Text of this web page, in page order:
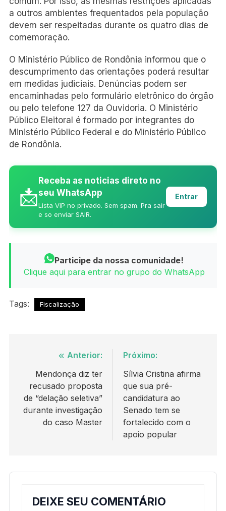
a outros ambientes frequentados pela população
devem ser respeitadas durante os quatro dias de
comemoração.
O Ministério Público de Rondônia informou que o
descumprimento das orientações poderá resultar
em medidas judiciais. Denúncias podem ser
encaminhadas pelo formulário eletrônico do órgão
ou pelo telefone 127 da Ouvidoria. O Ministério
Público Eleitoral é formado por integrantes do
Ministério Público Federal e do Ministério Público
de Rondônia.
📩
Receba as noticias direto no
seu WhatsApp
Lista VIP no privado. Sem spam. Pra sair
e so enviar SAIR.
Entrar
Participe da nossa comunidade!
Clique aqui para entrar no grupo do WhatsApp
Tags: Fiscalização
Navegação
Post
Anterior:
Mendonça diz ter
recusado proposta
de “delação seletiva”
durante investigação
do caso Master
Próximo:
Sílvia Cristina afirma
que sua pré-
candidatura ao
Senado tem se
fortalecido com o
apoio popular
DEIXE SEU COMENTÁRIO